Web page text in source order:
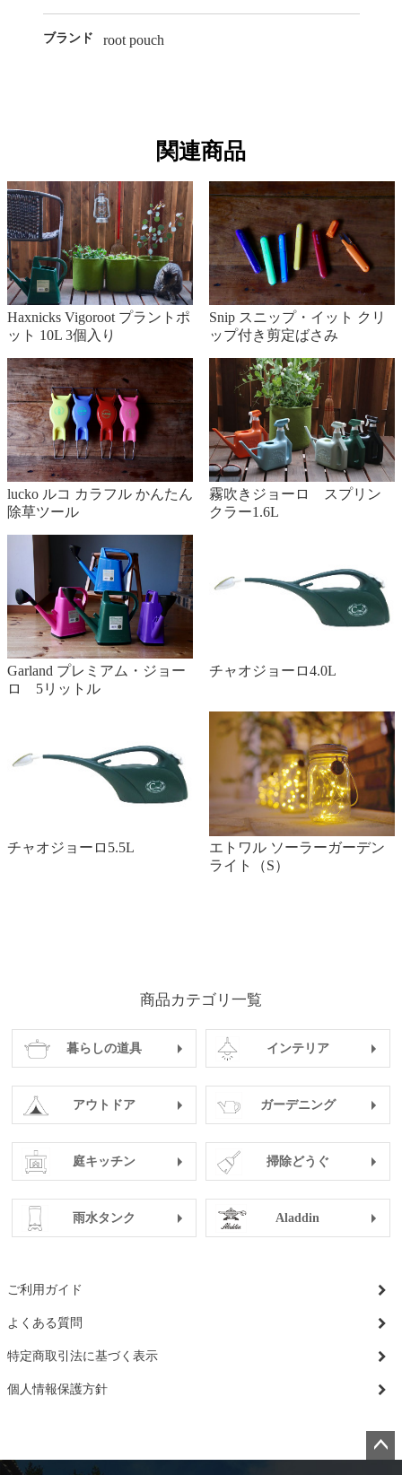
ブランド root pouch
関連商品
Haxnicks Vigoroot プラントポ
ット 10L 3個入り
Snip スニップ・イット クリ
ップ付き剪定ばさみ
lucko ルコ カラフル かんたん
除草ツール
霧吹きジョーロ スプリン
クラー1.6L
Garland プレミアム・ジョー
ロ 5リットル
チャオジョーロ4.0L
チャオジョーロ5.5L
エトワル ソーラーガーデン
ライト（S）
商品カテゴリ一覧
暮らしの道具 インテリア
アウトドア ガーデニング
庭キッチン 掃除どうぐ
雨水タンク Aladdin
ご利用ガイド
よくある質問
特定商取引法に基づく表示
個人情報保護方針